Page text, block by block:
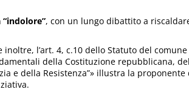
, con un lungo dibattito a
inoltre, l’art. 4, c.10 dello Statuto del
della Costituzione repubblicana,
e della Resistenza”» illustra la proponente